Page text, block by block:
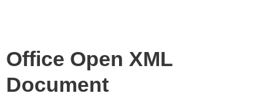
Office Open XML
Document